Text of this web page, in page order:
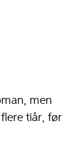
men
tiår, før